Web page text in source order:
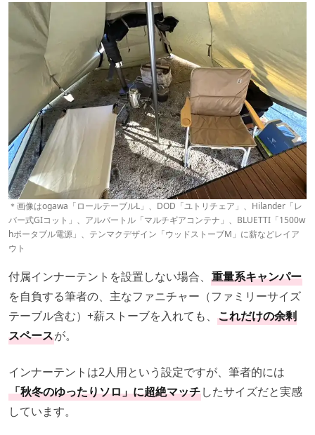
＊画像はogawa「ロールテーブルL」、DOD「ユトリチェア」、Hilander「レ
バー式GIコット」、アルバートル「マルチギアコンテナ」、BLUETTI「1500w
hポータブル電源」、テンマクデザイン「ウッドストーブM」に薪などレイア
ウト
付属インナーテントを設置しない場合、 重量系キャンパー
を自負する筆者の、主なファニチャー（ファミリーサイズ
テーブル含む）+薪ストーブを入れても、 これだけの余剰
スペースが。
インナーテントは2人用という設定ですが、筆者的には
「秋冬のゆったりソロ」に超絶マッチしたサイズだと実感
しています。